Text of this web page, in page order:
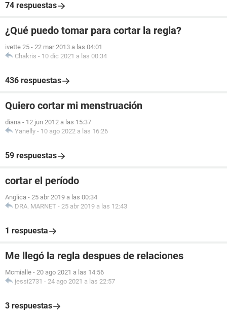
74 respuestas
¿Qué puedo tomar para cortar la regla?
ivette 25 - 22 mar 2013 a las 04:01
Chakris - 10 dic 2021 a las 00:34
436 respuestas
Quiero cortar mi menstruación
diana - 12 jun 2012 a las 15:37
Yanelly - 10 ago 2022 a las 16:26
59 respuestas
cortar el período
Anglica - 25 abr 2019 a las 00:34
DRA. MARNET - 25 abr 2019 a las 12:43
1 respuesta
Me llegó la regla despues de relaciones
Mcmialle - 20 ago 2021 a las 14:56
jessi2731 - 24 ago 2021 a las 22:57
3 respuestas